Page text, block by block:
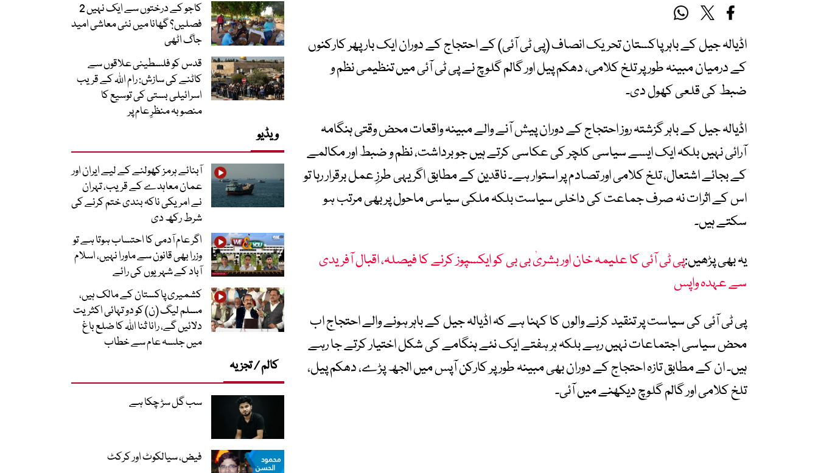
اڈیالہ جیل کے باہر پاکستان تحریک انصاف (پی ٹی آئی) کے احتجاج کے دوران ایک بار پھر کارکنوں
کے درمیان مبینہ طور پر تلخ کلامی، دھکم پیل اور گالم گلوچ نے پی ٹی آئی میں تنظیمی نظم و
ضبط کی قلعی کھول دی۔
اڈیالہ جیل کے باہر گزشتہ روز احتجاج کے دوران پیش آنے والے مبینہ واقعات محض وقتی ہنگامہ
آرائی نہیں بلکہ ایک ایسے سیاسی کلچر کی عکاسی کرتے ہیں جو برداشت، نظم و ضبط اور مکالمے
کے بجائے اشتعال، تلخ کلامی اور تصادم پر استوار ہے۔ ناقدین کے مطابق اگر یہی طرزِ عمل برقرار رہا تو
اس کے اثرات نہ صرف جماعت کی داخلی سیاست بلکہ ملکی سیاسی ماحول پر بھی مرتب ہو
سکتے ہیں۔
یہ بھی پڑھیں:پی ٹی آئی کا علیمہ خان اور بشریٰ بی بی کو ایکسپوز کرنے کا فیصلہ، اقبال آفریدی
سے عہدہ واپس
پی ٹی آئی کی سیاست پر تنقید کرنے والوں کا کہنا ہے کہ اڈیالہ جیل کے باہر ہونے والے احتجاج اب
محض سیاسی اجتماعات نہیں رہے بلکہ ہر ہفتے ایک نئے ہنگامے کی شکل اختیار کرتے جا رہے
ہیں۔ ان کے مطابق تازہ احتجاج کے دوران بھی مبینہ طور پر کارکن آپس میں الجھ پڑے، دھکم پیل،
تلخ کلامی اور گالم گلوچ دیکھنے میں آئی۔
کاجو کے درختوں سے ایک نہیں 2
فصلیں؟ گھانا میں نئی معاشی امید
جاگ اٹھی
قدس کو فلسطینی علاقوں سے
کاٹنے کی سازش: رام اللہ کے قریب
اسرائیلی بستی کی توسیع کا
منصوبہ منظرِ عام پر
ویڈیو
آبنائے ہرمز کھولنے کے لیے ایران اور
عمان معاہدے کے قریب، تہران
نے امریکی ناکہ بندی ختم کرنے کی
شرط رکھ دی
اگر عام آدمی کا احتساب ہوتا ہے تو
وزرا بھی قانون سے ماورا نہیں، اسلام
آباد کے شہریوں کی رائے
کشمیری پاکستان کے مالک ہیں،
مسلم لیگ (ن) کو دو تہائی اکثریت
دلائیں گے، رانا ثنا اللہ کا ضلع باغ
میں جلسہ عام سے خطاب
کالم / تجزیہ
سب گل سڑ چکا ہے
فیض، سیالکوٹ اور کرکٹ